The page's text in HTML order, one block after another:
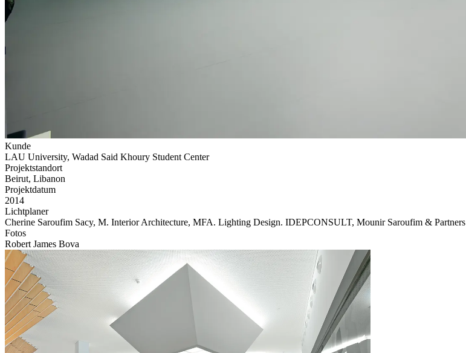
Kunde
LAU University, Wadad Said Khoury Student Center
Projektstandort
Beirut, Libanon
Projektdatum
2014
Lichtplaner
Cherine Saroufim Sacy, M. Interior Architecture, MFA. Lighting Design. IDEPCONSULT, Mounir Saroufim & Partners
Fotos
Robert James Bova